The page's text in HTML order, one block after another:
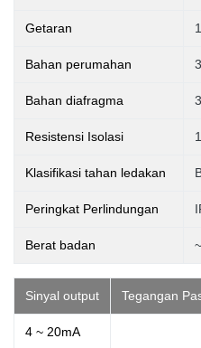
Getaran
Bahan perumahan
Bahan diafragma
Resistensi Isolasi
Klasifikasi tahan ledakan
Peringkat Perlindungan
Berat badan
Sinyal output Tegangan
4 ~ 20mA